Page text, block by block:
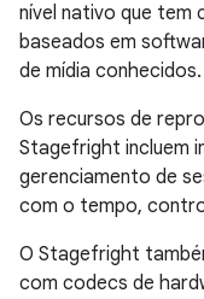
nível nativo que tem
baseados em
de mídia conhecidos.
Os recursos de
Stagefright incluem
gerenciamento de
com o tempo,
O Stagefright
com codecs de